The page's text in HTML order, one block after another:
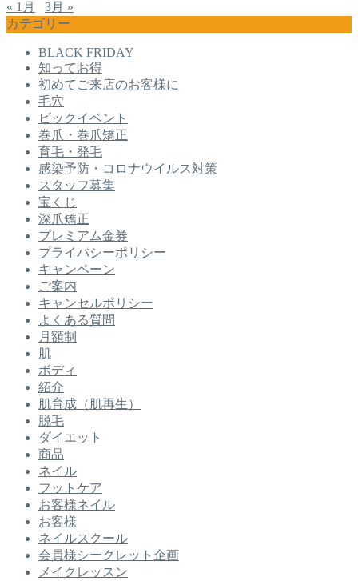
« 1月
3月 »
カテゴリー
BLACK FRIDAY
知ってお得
初めてご来店のお客様に
毛穴
ビックイベント
巻爪・巻爪矯正
育毛・発毛
感染予防・コロナウイルス対策
スタッフ募集
宝くじ
深爪矯正
プレミアム金券
プライバシーポリシー
キャンペーン
ご案内
キャンセルポリシー
よくある質問
月額制
肌
ボディ
紹介
肌育成（肌再生）
脱毛
ダイエット
商品
ネイル
フットケア
お客様ネイル
お客様
ネイルスクール
会員様シークレット企画
メイクレッスン